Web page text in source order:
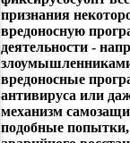
признания
вредоносную
деятельности -
вредоносные
антивируса или
механизм
подобные